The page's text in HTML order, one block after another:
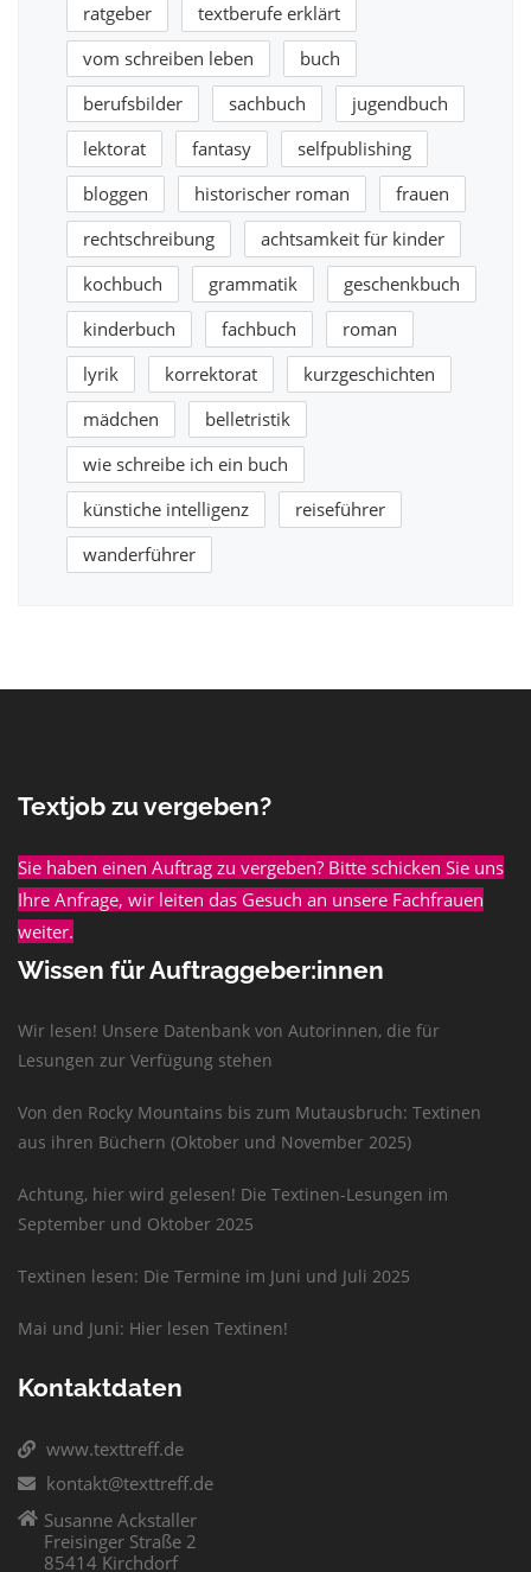
ratgeber
textberufe erklärt
vom schreiben leben
buch
berufsbilder
sachbuch
jugendbuch
lektorat
fantasy
selfpublishing
bloggen
historischer roman
frauen
rechtschreibung
achtsamkeit für kinder
kochbuch
grammatik
geschenkbuch
kinderbuch
fachbuch
roman
lyrik
korrektorat
kurzgeschichten
mädchen
belletristik
wie schreibe ich ein buch
künstiche intelligenz
reiseführer
wanderführer
Textjob zu vergeben?
Sie haben einen Auftrag zu vergeben? Bitte schicken Sie uns
Ihre Anfrage, wir leiten das Gesuch an unsere Fachfrauen
weiter.
Wissen für Auftraggeber:innen
Wir lesen! Unsere Datenbank von Autorinnen, die für
Lesungen zur Verfügung stehen
Von den Rocky Mountains bis zum Mutausbruch: Textinen
aus ihren Büchern (Oktober und November 2025)
Achtung, hier wird gelesen! Die Textinen-Lesungen im
September und Oktober 2025
Textinen lesen: Die Termine im Juni und Juli 2025
Mai und Juni: Hier lesen Textinen!
Kontaktdaten
www.texttreff.de
kontakt@texttreff.de
Susanne Ackstaller
Freisinger Straße 2
85414 Kirchdorf